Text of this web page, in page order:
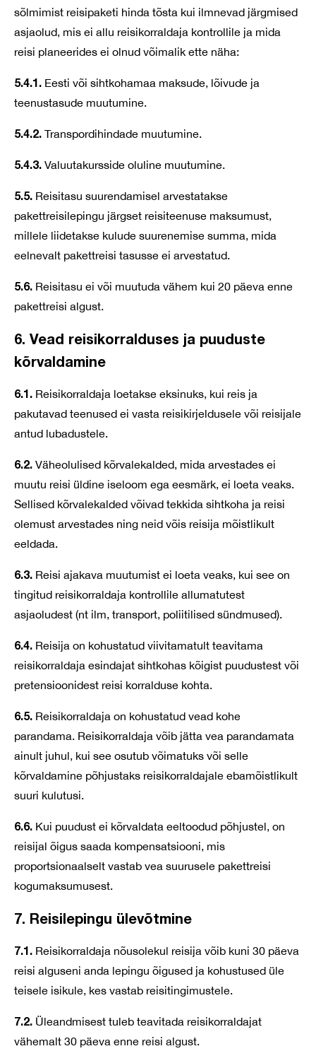
sõlmimist reisipaketi hinda tõsta kui ilmnevad järgmised
asjaolud, mis ei allu reisikorraldaja kontrollile ja mida
reisi planeerides ei olnud võimalik ette näha:
5.4.1. Eesti või sihtkohamaa maksude, lõivude ja
teenustasude muutumine.
5.4.2. Transpordihindade muutumine.
5.4.3. Valuutakursside oluline muutumine.
5.5. Reisitasu suurendamisel arvestatakse
pakettreisilepingu järgset reisiteenuse maksumust,
millele liidetakse kulude suurenemise summa, mida
eelnevalt pakettreisi tasusse ei arvestatud.
5.6. Reisitasu ei või muutuda vähem kui 20 päeva enne
pakettreisi algust.
6. Vead reisikorralduses ja puuduste
kõrvaldamine
6.1. Reisikorraldaja loetakse eksinuks, kui reis ja
pakutavad teenused ei vasta reisikirjeldusele või reisijale
antud lubadustele.
6.2. Väheolulised kõrvalekalded, mida arvestades ei
muutu reisi üldine iseloom ega eesmärk, ei loeta veaks.
Sellised kõrvalekalded võivad tekkida sihtkoha ja reisi
olemust arvestades ning neid võis reisija mõistlikult
eeldada.
6.3. Reisi ajakava muutumist ei loeta veaks, kui see on
tingitud reisikorraldaja kontrollile allumatutest
asjaoludest (nt ilm, transport, poliitilised sündmused).
6.4. Reisija on kohustatud viivitamatult teavitama
reisikorraldaja esindajat sihtkohas kõigist puudustest või
pretensioonidest reisi korralduse kohta.
6.5. Reisikorraldaja on kohustatud vead kohe
parandama. Reisikorraldaja võib jätta vea parandamata
ainult juhul, kui see osutub võimatuks või selle
kõrvaldamine põhjustaks reisikorraldajale ebamõistlikult
suuri kulutusi.
6.6. Kui puudust ei kõrvaldata eeltoodud põhjustel, on
reisijal õigus saada kompensatsiooni, mis
proportsionaalselt vastab vea suurusele pakettreisi
kogumaksumusest.
7. Reisilepingu ülevõtmine
7.1. Reisikorraldaja nõusolekul reisija võib kuni 30 päeva
reisi alguseni anda lepingu õigused ja kohustused üle
teisele isikule, kes vastab reisitingimustele.
7.2. Üleandmisest tuleb teavitada reisikorraldajat
vähemalt 30 päeva enne reisi algust.